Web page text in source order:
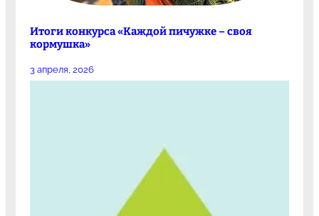
Итоги конкурса «Каждой пичужке – своя
кормушка»
3 апреля, 2026